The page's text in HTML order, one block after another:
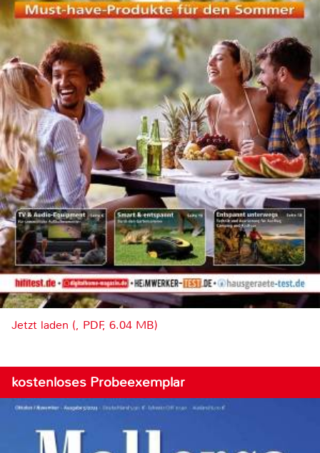
Jetzt laden (, PDF, 6.04 MB)
kostenloses Probeexemplar